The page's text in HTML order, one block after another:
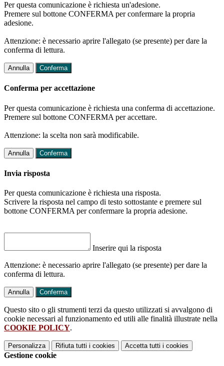
Per questa comunicazione è richiesta un'adesione.
Premere sul bottone CONFERMA per confermare la propria
adesione.
Attenzione: è necessario aprire l'allegato (se presente) per dare la
conferma di lettura.
Annulla Conferma
Conferma per accettazione
Per questa comunicazione è richiesta una conferma di accettazione.
Premere sul bottone CONFERMA per accettare.
Attenzione: la scelta non sarà modificabile.
Annulla Conferma
Invia risposta
Per questa comunicazione è richiesta una risposta.
Scrivere la risposta nel campo di testo sottostante e premere sul
bottone CONFERMA per confermare la propria adesione.
Inserire qui la risposta
Attenzione: è necessario aprire l'allegato (se presente) per dare la
conferma di lettura.
Annulla Conferma
Questo sito o gli strumenti terzi da questo utilizzati si avvalgono di
cookie necessari al funzionamento ed utili alle finalità illustrate nella
COOKIE POLICY.
Personalizza Rifiuta tutti i cookies Accetta tutti i cookies
Gestione cookie